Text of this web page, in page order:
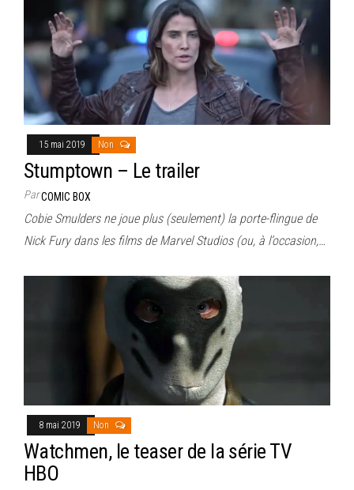
15 mai 2019 Non
Stumptown – Le trailer
ParCOMIC BOX
Cobie Smulders ne joue plus (seulement) la porte-flingue de
Nick Fury dans les films de Marvel Studios (ou, à l’occasion,…
8 mai 2019 Non
Watchmen, le teaser de la série TV
HBO